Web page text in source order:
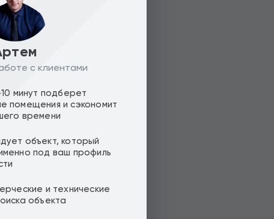
с клиентами
минут подберет
помещения и сэкономит
времени
объект, который
под ваш профиль
и технические
объекта